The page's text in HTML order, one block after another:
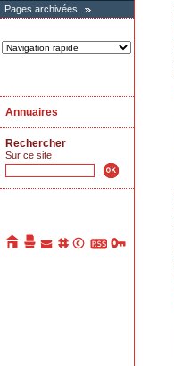
Pages archivées
Annuaires
Rechercher
Sur ce site